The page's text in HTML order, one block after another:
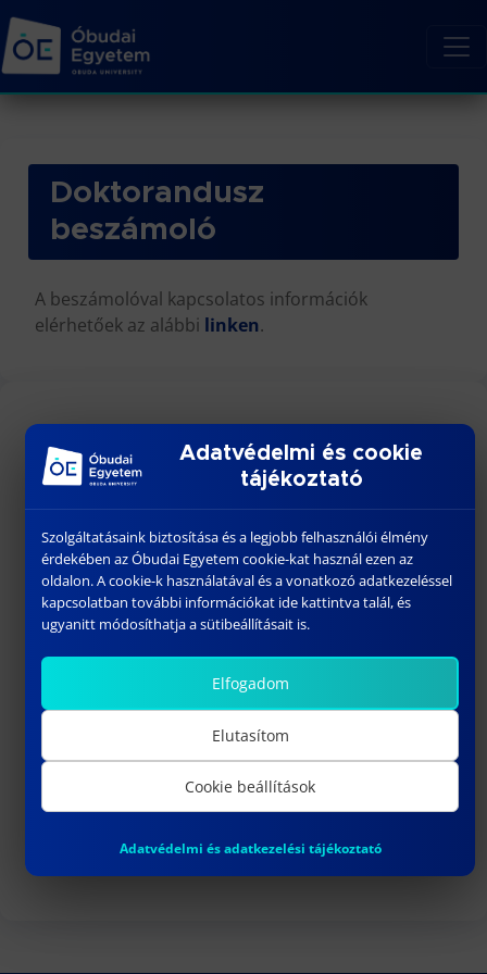
Doktorandusz
beszámoló
A beszámolóval kapcsolatos információk
elérhetőek az alábbi linken.
TOVÁBBI LINKEK
Publikáció
Szabályzatok
Határozatok
Strategic Engineering PhD program
Doktori Iskola Tanácsa
Magyar Akkreditációs Bizottság
Egyetemi Doktori és Habilitációs Tanács
Óbudai Egyetem Könyvtár
Adatvédelmi és cookie
tájékoztató
Szolgáltatásaink biztosítása és a legjobb felhasználói élmény
érdekében az Óbudai Egyetem cookie-kat használ ezen az
oldalon. A cookie-k használatával és a vonatkozó adatkezeléssel
kapcsolatban további információkat ide kattintva talál, és
ugyanitt módosíthatja a sütibeállításait is.
Elfogadom
Elutasítom
Cookie beállítások
Adatvédelmi és adatkezelési tájékoztató